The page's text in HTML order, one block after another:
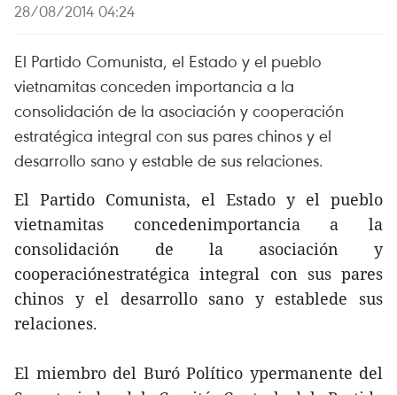
28/08/2014 04:24
El Partido Comunista, el Estado y el pueblo
vietnamitas conceden importancia a la
consolidación de la asociación y cooperación
estratégica integral con sus pares chinos y el
desarrollo sano y estable de sus relaciones.
El Partido Comunista, el Estado y el pueblo
vietnamitas concedenimportancia a la
consolidación de la asociación y
cooperaciónestratégica integral con sus pares
chinos y el desarrollo sano y establede sus
relaciones.
El miembro del Buró Político ypermanente del